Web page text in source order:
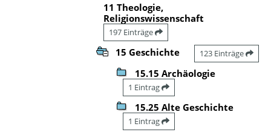
11 Theologie,
Religionswissenschaft
197 Einträge
15 Geschichte 123 Einträge
15.15 Archäologie
1 Eintrag
15.25 Alte Geschichte
1 Eintrag